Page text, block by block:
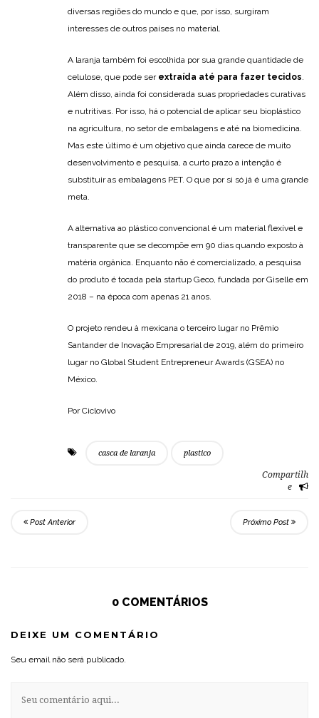
diversas regiões do mundo e que, por isso, surgiram
interesses de outros países no material.
A laranja também foi escolhida por sua grande quantidade de
celulose, que pode ser extraída até para fazer tecidos.
Além disso, ainda foi considerada suas propriedades curativas
e nutritivas. Por isso, há o potencial de aplicar seu bioplástico
na agricultura, no setor de embalagens e até na biomedicina.
Mas este último é um objetivo que ainda carece de muito
desenvolvimento e pesquisa, a curto prazo a intenção é
substituir as embalagens PET. O que por si só já é uma grande
meta.
A alternativa ao plástico convencional é um material flexível e
transparente que se decompõe em 90 dias quando exposto à
matéria orgânica. Enquanto não é comercializado, a pesquisa
do produto é tocada pela startup Geco, fundada por Giselle em
2018 – na época com apenas 21 anos.
O projeto rendeu à mexicana o terceiro lugar no Prêmio
Santander de Inovação Empresarial de 2019, além do primeiro
lugar no Global Student Entrepreneur Awards (GSEA) no
México.
Por Ciclovivo
casca de laranja plastico
Compartilh
e
Post Anterior Próximo Post
0 COMENTÁRIOS
DEIXE UM COMENTÁRIO
Seu email não será publicado.